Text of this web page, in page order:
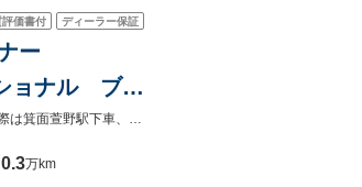
価書付 ディーラー保証
ナー
ョナル ブラ
ッドアップ
☆１５年連続BMW販売台数日本１位☆BMWローン各社取り扱い☆全国納車可能☆電車バスでご来場の際は箕面萱野駅下車、箕面萱野駅南バス停乗り換え１４分半町バス停下車徒歩３分です！
0.3万km